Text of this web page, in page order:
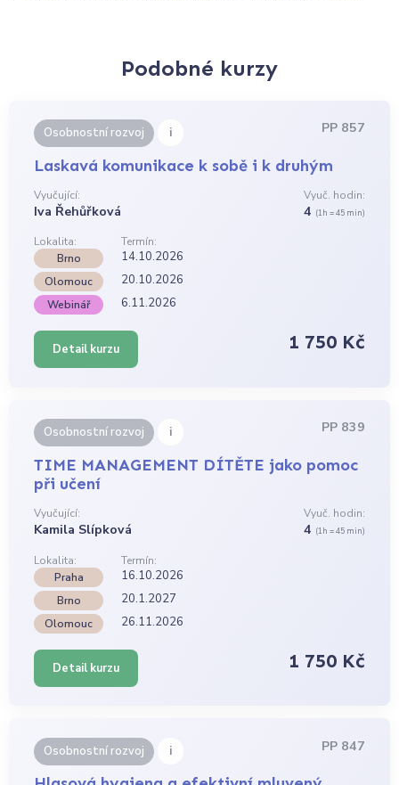
Podobné kurzy
Osobnostní rozvoj i PP 857
Laskavá komunikace k sobě i k druhým
Vyučující:
Iva Řehůřková
Vyuč. hodin:
4 (1h = 45 min)
Lokalita:
Termín:
Brno
14.10.2026
Olomouc 20.10.2026
Webinář 6.11.2026
Detail kurzu 1 750 Kč
Osobnostní rozvoj i PP 839
TIME MANAGEMENT DÍTĚTE jako pomoc
při učení
Vyučující:
Kamila Slípková
Vyuč. hodin:
4 (1h = 45 min)
Lokalita:
Termín:
Praha
16.10.2026
Brno 20.1.2027
Olomouc 26.11.2026
Detail kurzu 1 750 Kč
Osobnostní rozvoj i PP 847